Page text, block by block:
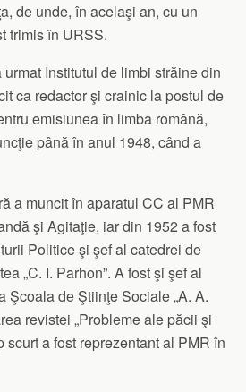
de unde, în acelaşi an, cu un
trimis în URSS.
Institutul de limbi străine din
ca redactor şi crainic la postul de
emisiunea în limba română,
până în anul 1948, când a
a muncit în aparatul CC al PMR
şi Agitaţie, iar din 1952 a fost
Politice şi şef al catedrei de
„C. I. Parhon”. A fost şi şef al
Şcoala de Ştiinţe Sociale „A. A.
revistei „Probleme ale păcii şi
scurt a fost reprezentant al PMR în